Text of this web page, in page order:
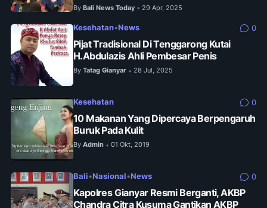
By Bali News Today • 29 Apr, 2025
Kesehatan•News 0
Pijat Tradisional Di Tenggarong Kutai
H.Abdulazis Ahli Pembesar Penis
By Tatag Gianyar • 28 Jul, 2025
Kesehatan 0
10 Makanan Yang Dipercaya Berpengaruh
Buruk Pada Kulit
By Admin • 01 Okt, 2019
Bali•Nasional•News 0
Kapolres Gianyar Resmi Berganti, AKBP
Chandra Citra Kusuma Gantikan AKBP